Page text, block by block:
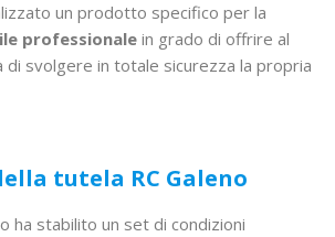
un prodotto specifico per la
professionale in grado di offrire al
di svolgere in totale sicurezza la propria
tutela RC Galeno
ha stabilito un set di condizioni